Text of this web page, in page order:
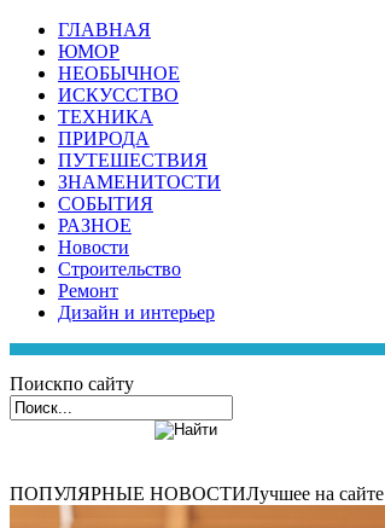
ГЛАВНАЯ
ЮМОР
НЕОБЫЧНОЕ
ИСКУССТВО
ТЕХНИКА
ПРИРОДА
ПУТЕШЕСТВИЯ
ЗНАМЕНИТОСТИ
СОБЫТИЯ
РАЗНОЕ
Новости
Строительство
Ремонт
Дизайн и интерьер
Поискпо сайту
ПОПУЛЯРНЫЕ НОВОСТИЛучшее на сайте